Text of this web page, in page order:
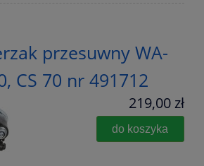
przesuwny WA-
CS 70 nr 491712
219,00 zł
do koszyka